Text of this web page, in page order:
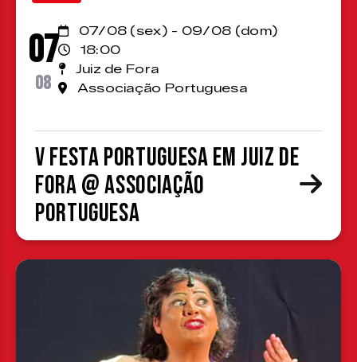
07
08
07/08 (sex) - 09/08 (dom)
18:00
Juiz de Fora
Associação Portuguesa
V Festa Portuguesa em Juiz de
Fora @ Associação
Portuguesa